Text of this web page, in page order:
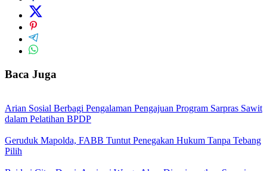
Baca Juga
Arian Sosial Berbagi Pengalaman Pengajuan Program Sarpras Sawit
dalam Pelatihan BPDP
Geruduk Mapolda, FABB Tuntut Penegakan Hukum Tanpa Tebang
Pilih